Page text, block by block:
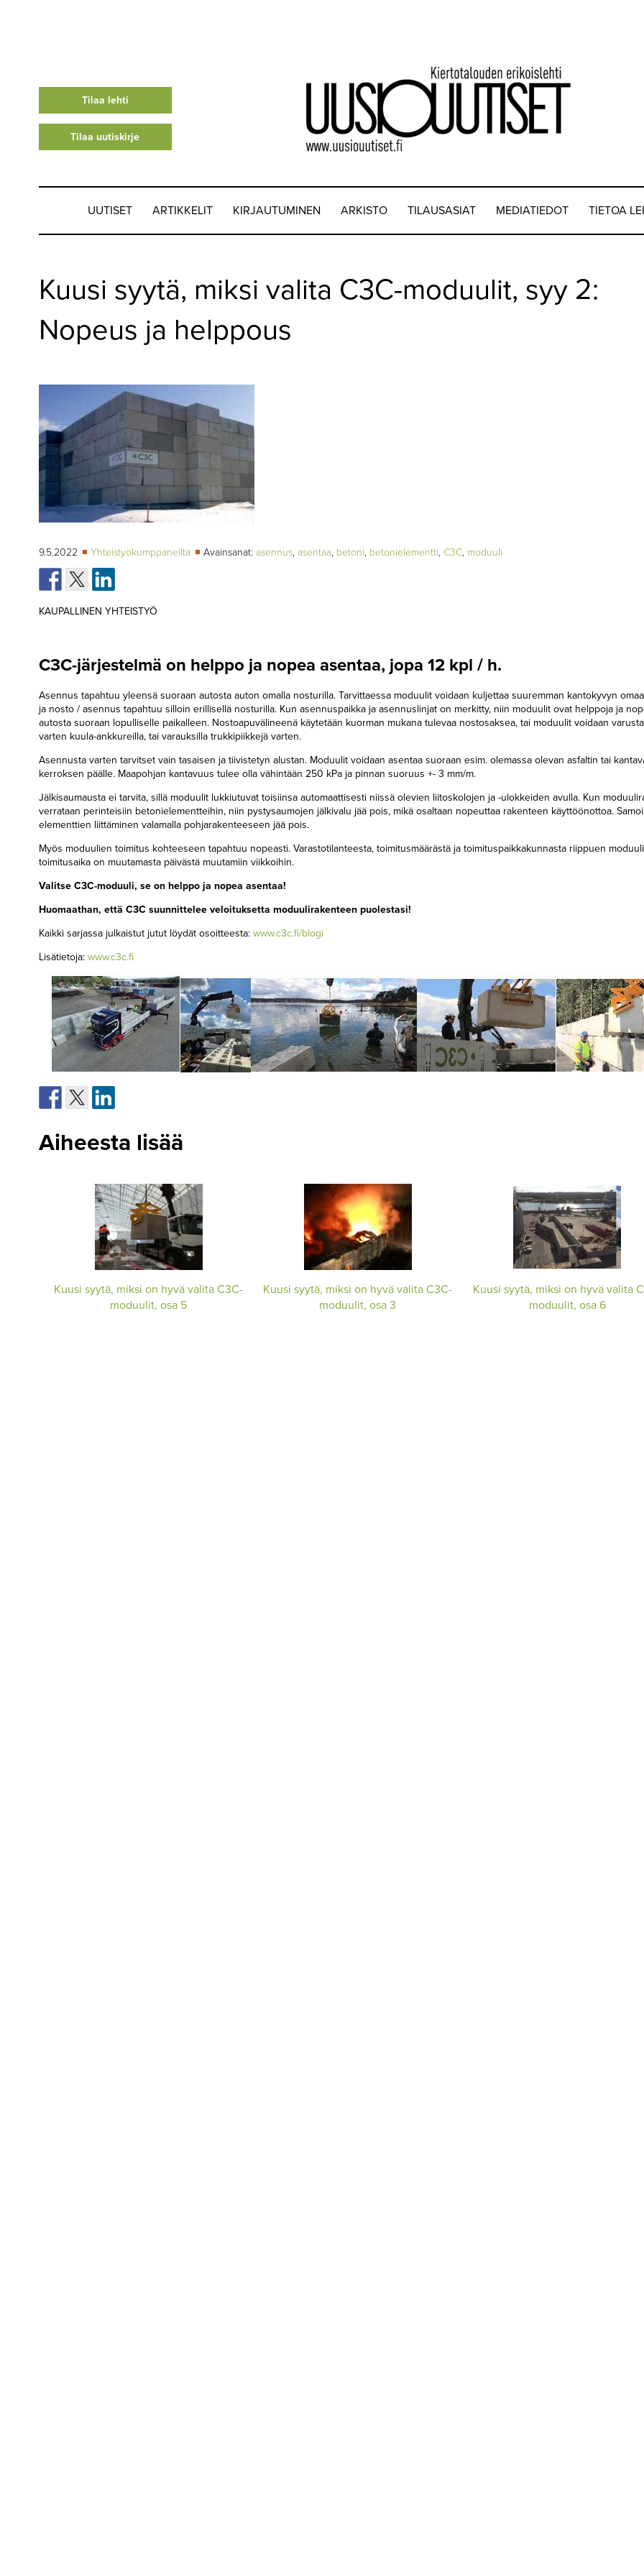
Tilaa lehti
Tilaa uutiskirje
UUTISET ARTIKKELIT KIRJAUTUMINEN ARKISTO TILAUSASIAT MEDIATIEDOT TIETOA
ARTIKKELIT
KIRJAUTUMINEN
TILAUSASIAT
MEDIATIEDOT
TIETOA
LEHDESTÄ
TAPAHTUMAT
YHTEYSTIEDOT
Kuusi syytä, miksi valita C3C-moduulit, syy 2:
Nopeus ja helppous
9.5.2022 Yhteistyökumppaneilta Avainsanat: asennus, asentaa, betoni, betonielementti, C3C, moduuli
KAUPALLINEN YHTEISTYÖ
C3C-järjestelmä on helppo ja nopea asentaa, jopa 12 kpl / h.
Asennus tapahtuu yleensä suoraan autosta auton omalla nosturilla. Tarvittaessa moduulit voidaan kuljettaa suuremman kantokyvyn
ja nosto / asennus tapahtuu silloin erillisellä nosturilla. Kun asennuspaikka ja asennuslinjat on merkitty, niin moduulit ovat helppoja ja
autosta suoraan lopulliselle paikalleen. Nostoapuvälineenä käytetään kuorman mukana tulevaa nostosaksea, tai moduulit voidaan
varten kuula-ankkureilla, tai varauksilla trukkipiikkejä varten.
Asennusta varten tarvitset vain tasaisen ja tiivistetyn alustan. Moduulit voidaan asentaa suoraan esim. olemassa olevan asfaltin tai
kerroksen päälle. Maapohjan kantavuus tulee olla vähintään 250 kPa ja pinnan suoruus +- 3 mm/m.
Jälkisaumausta ei tarvita, sillä moduulit lukkiutuvat toisiinsa automaattisesti niissä olevien liitoskolojen ja -ulokkeiden avulla. Kun
verrataan perinteisiin betonielementteihin, niin pystysaumojen jälkivalu jää pois, mikä osaltaan nopeuttaa rakenteen käyttöönottoa.
elementtien liittäminen valamalla pohjarakenteeseen jää pois.
Myös moduulien toimitus kohteeseen tapahtuu nopeasti. Varastotilanteesta, toimitusmäärästä ja toimituspaikkakunnasta riippuen
toimitusaika on muutamasta päivästä muutamiin viikkoihin.
Valitse C3C-moduuli, se on helppo ja nopea asentaa!
Huomaathan, että C3C suunnittelee veloituksetta moduulirakenteen puolestasi!
Kaikki sarjassa julkaistut jutut löydät osoitteesta: www.c3c.fi/blogi
Lisätietoja: www.c3c.fi
Aiheesta lisää
Kuusi syytä, miksi on hyvä valita C3C-
moduulit, osa 5
Kuusi syytä, miksi on hyvä valita C3C-
moduulit, osa 3
Kuusi syytä, miksi on hyvä valita
moduulit, osa 6